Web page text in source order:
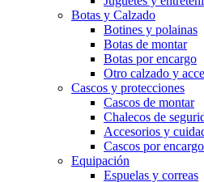
Botas y Calzado
Botines y polainas
Botas de montar
Botas por encargo
Otro calzado y
Cascos y protecciones
Cascos de montar
Chalecos de
Accesorios y
Cascos por encargo
Equipación
Espuelas y correas